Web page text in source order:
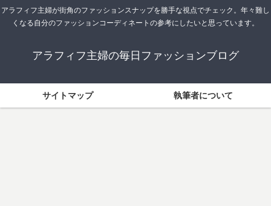
アラフィフ主婦が街角のファッションスナップを勝手な視点でチェック。年々難し
くなる自分のファッションコーディネートの参考にしたいと思っています。
アラフィフ主婦の毎日ファッションブログ
サイトマップ 執筆者について